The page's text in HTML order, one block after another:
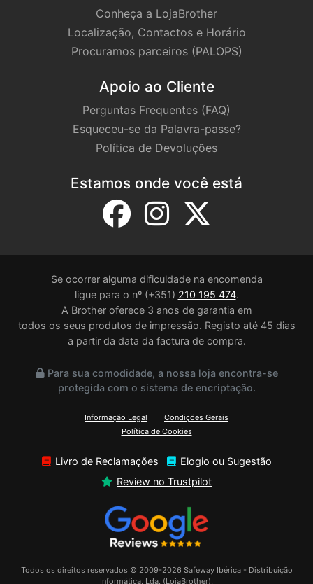
Conheça a LojaBrother
Localização, Contactos e Horário
Procuramos parceiros (PALOPS)
Apoio ao Cliente
Perguntas Frequentes (FAQ)
Esqueceu-se da Palavra-passe?
Política de Devoluções
Estamos onde você está
Se ocorrer alguma dificuldade na encomenda
ligue para o nº (+351) 210 195 474.
A Brother oferece 3 anos de garantia em
todos os seus produtos de impressão. Registo até 45 dias
a partir da data da factura de compra.
Para sua comodidade, a nossa loja encontra-se
protegida com o sistema de encriptação.
Informação Legal
Condições Gerais
Política de Cookies
Livro de Reclamações
Elogio ou Sugestão
Review no Trustpilot
Todos os direitos reservados © 2009-2026 Safeway Ibérica - Distribuição
Informática, Lda. (LojaBrother),